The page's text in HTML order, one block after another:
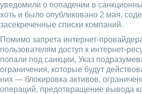
уведомили о попадении в
хоть и было опубликовано 2 мая,
засекреченные списки компаний.
Помимо запрета интернет-
пользователям доступ к интернет-
попали под санкции, Указ
ограничения, которые будут
них — блокировка активов,
операций, предотвращение вывода